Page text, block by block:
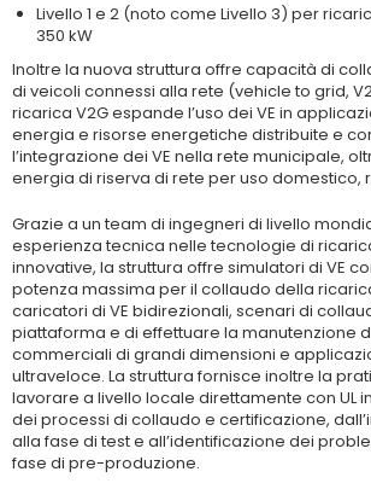
Livello 1 e 2 (noto come Livello 3) per
350 kW
Inoltre la nuova struttura offre capacità di
di veicoli connessi alla rete (vehicle to grid,
ricarica V2G espande l’uso dei VE in
energia e risorse energetiche distribuite e
l’integrazione dei VE nella rete municipale,
energia di riserva di rete per uso domestico,
Grazie a un team di ingegneri di livello
esperienza tecnica nelle tecnologie di
innovative, la struttura offre simulatori di VE
potenza massima per il collaudo della
caricatori di VE bidirezionali, scenari di
piattaforma e di effettuare la manutenzione
commerciali di grandi dimensioni e
ultraveloce. La struttura fornisce inoltre la
lavorare a livello locale direttamente con UL
dei processi di collaudo e certificazione,
alla fase di test e all’identificazione dei
fase di pre-produzione.